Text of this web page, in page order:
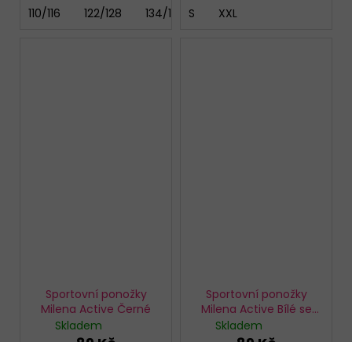
110/116 122/128 134/140 146/152
S XXL
Sportovní ponožky
Milena Active Černé
Skladem
Sportovní ponožky
Milena Active Bílé se
žlutým pruhem
Skladem